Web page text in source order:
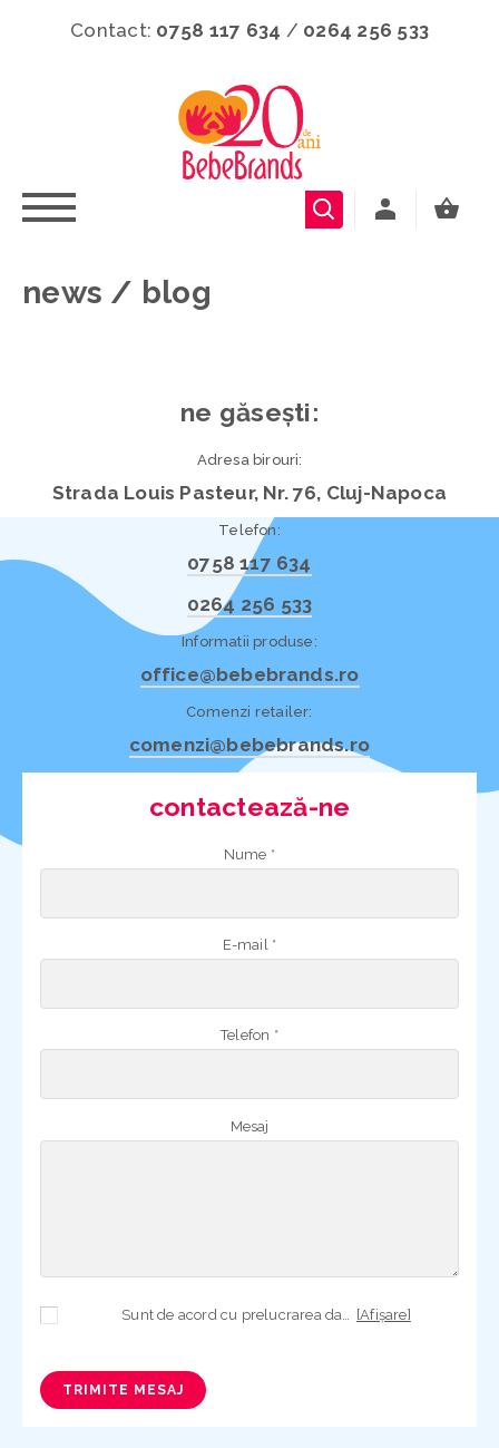
Contact: 0758 117 634 / 0264 256 533
news / blog
ne găsești:
Adresa birouri:
Strada Louis Pasteur, Nr. 76, Cluj-Napoca
Telefon:
0758 117 634
0264 256 533
Informatii produse:
office@bebebrands.ro
Comenzi retailer:
comenzi@bebebrands.ro
contactează-ne
Nume *
E-mail *
Telefon *
Mesaj
[Afișare]
TRIMITE MESAJ